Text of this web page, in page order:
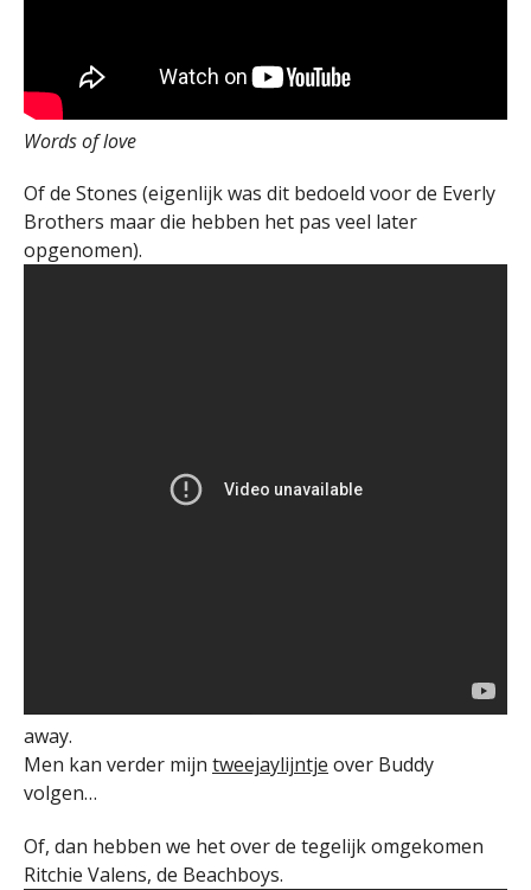
Words of love
Of de Stones (eigenlijk was dit bedoeld voor de Everly
Brothers maar die hebben het pas veel later
opgenomen).
away.
Men kan verder mijn tweejaylijntje over Buddy
volgen…
Of, dan hebben we het over de tegelijk omgekomen
Ritchie Valens, de Beachboys.